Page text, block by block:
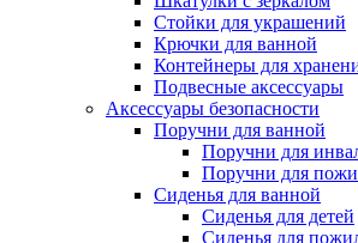
Стойки для украшений
Крючки для ванной
Контейнеры для
Подвесные аксессуары
Аксессуары безопасности
Поручни для ванной
Поручни для
Поручни для
Сиденья для ванной
Сиденья для детей
Сиденья для